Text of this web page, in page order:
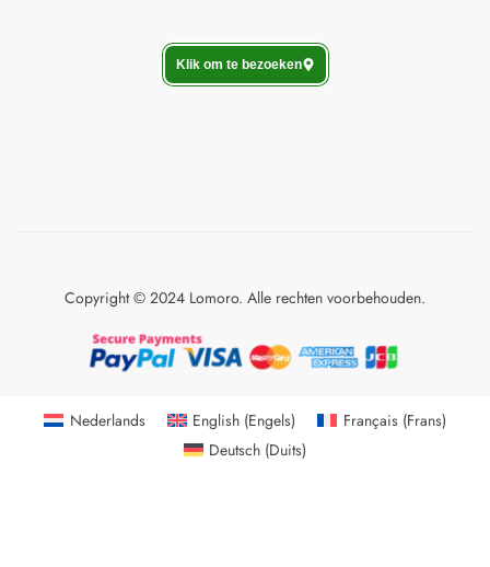
Klik om te bezoeken
Copyright © 2024 Lomoro. Alle rechten voorbehouden.
Nederlands English (Engels) Français(Frans)
Deutsch (Duits)